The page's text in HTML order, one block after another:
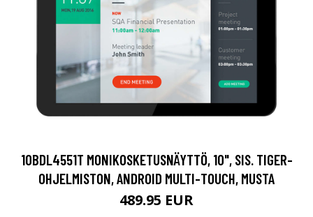
10BDL4551T MONIKOSKETUSNÄYTTÖ, 10", SIS. TIGER-
OHJELMISTON, ANDROID MULTI-TOUCH, MUSTA
489.95 EUR